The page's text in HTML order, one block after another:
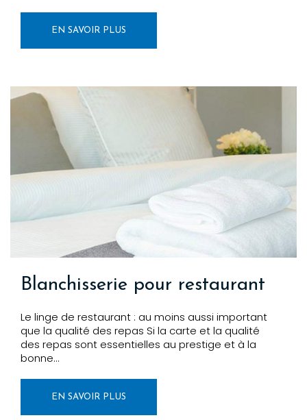
EN SAVOIR PLUS
Blanchisserie pour restaurant
Le linge de restaurant : au moins aussi important
que la qualité des repas Si la carte et la qualité
des repas sont essentielles au prestige et à la
bonne…
EN SAVOIR PLUS